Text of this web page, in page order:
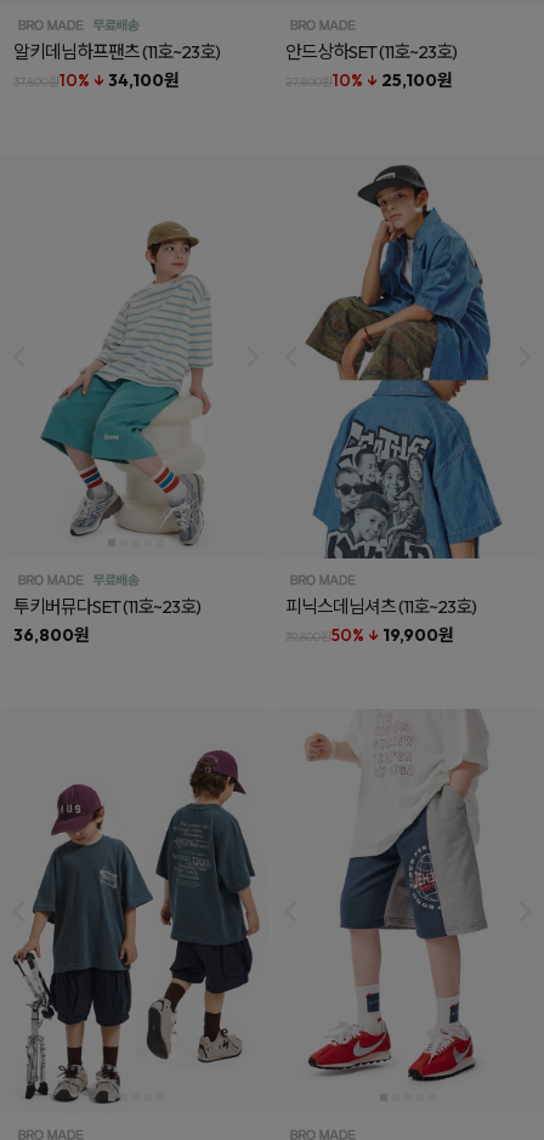
알키데님하프팬츠(11호~23호)
37,800원10% ↓ 34,100원
안드상하SET(11호~23호)
27,800원10% ↓ 25,100원
투키버뮤다SET(11호~23호)
36,800원
피닉스데님셔츠(11호~23호)
39,800원50% ↓ 19,900원